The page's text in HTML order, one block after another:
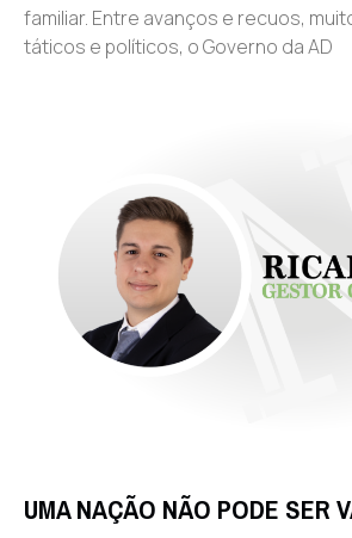
familiar. Entre avanços e recuos,
táticos e políticos, o Governo da AD
UMA NAÇÃO NÃO PODE SER